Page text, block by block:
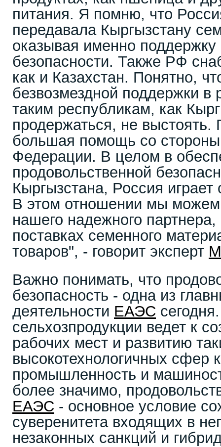
питания. Я помню, что
передавала Кыргызстану
оказывая именно поддержку
безопасности. Также РФ
как и Казахстан. Понятно,
безвозмездной поддержки в
таким республикам, как
продержаться, не выстоять.
большая помощь со
Федерации. В целом в
продовольственной
Кыргызстана, Россия
В этом отношении мы можем
нашего надежного
поставках семенного
товаров", - говорит эксперт
Важно понимать, что
безопасность - одна из
деятельности ЕАЭС
сельхозпродукции ведет к
рабочих мест и развитию
высокотехнологичных сфер
промышленность и
более значимо,
ЕАЭС - основное условие
суверенитета входящих в
незаконных санкций и